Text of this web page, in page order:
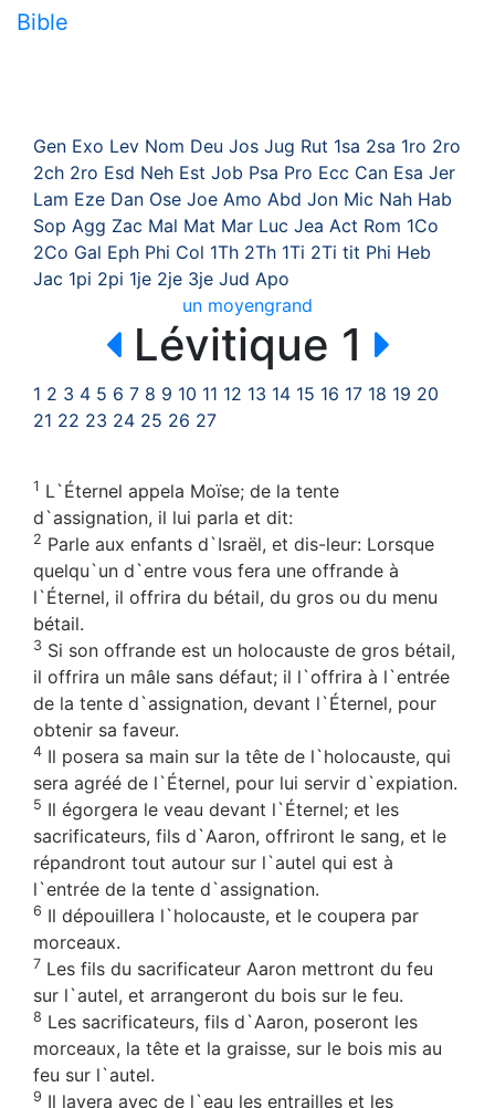
Bible
Gen Exo Lev Nom Deu Jos Jug Rut 1sa 2sa 1ro 2ro
2ch 2ro Esd Neh Est Job Psa Pro Ecc Can Esa Jer
Lam Eze Dan Ose Joe Amo Abd Jon Mic Nah Hab
Sop Agg Zac Mal Mat Mar Luc Jea Act Rom 1Co
2Co Gal Eph Phi Col 1Th 2Th 1Ti 2Ti tit Phi Heb
Jac 1pi 2pi 1je 2je 3je Jud Apo
un moyengrand
Lévitique 1
1 2 3 4 5 6 7 8 9 10 11 12 13 14 15 16 17 18 19 20
21 22 23 24 25 26 27
1 L`Éternel appela Moïse; de la tente
d`assignation, il lui parla et dit:
2 Parle aux enfants d`Israël, et dis-leur: Lorsque
quelqu`un d`entre vous fera une offrande à
l`Éternel, il offrira du bétail, du gros ou du menu
bétail.
3 Si son offrande est un holocauste de gros bétail,
il offrira un mâle sans défaut; il l`offrira à l`entrée
de la tente d`assignation, devant l`Éternel, pour
obtenir sa faveur.
4 Il posera sa main sur la tête de l`holocauste, qui
sera agréé de l`Éternel, pour lui servir d`expiation.
5 Il égorgera le veau devant l`Éternel; et les
sacrificateurs, fils d`Aaron, offriront le sang, et le
répandront tout autour sur l`autel qui est à
l`entrée de la tente d`assignation.
6 Il dépouillera l`holocauste, et le coupera par
morceaux.
7 Les fils du sacrificateur Aaron mettront du feu
sur l`autel, et arrangeront du bois sur le feu.
8 Les sacrificateurs, fils d`Aaron, poseront les
morceaux, la tête et la graisse, sur le bois mis au
feu sur l`autel.
9 Il lavera avec de l`eau les entrailles et les